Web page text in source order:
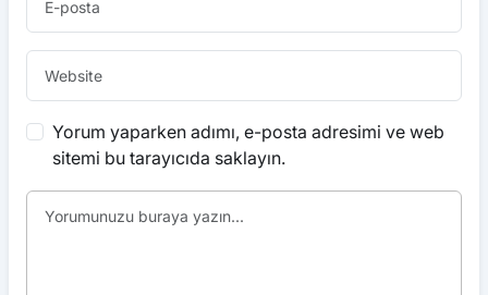
Yorum yaparken adımı, e-posta adresimi ve web
sitemi bu tarayıcıda saklayın.